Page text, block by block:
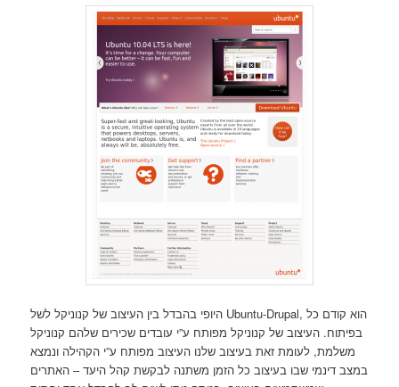
היופי בהבדל בין העיצוב של קנוניקל לשל Ubuntu-Drupal, הוא קודם כל
בפיתוח. העיצוב של קנוניקל מפותח ע”י עובדים שכירים שלהם קנוניקל
משלמת, לעומת זאת בעיצוב שלנו העיצוב מפותח ע”י הקהילה ונמצא
במצב דינמי שבו בעיצוב כל הזמן משתנה לבקשת קהל היעד – האתרים